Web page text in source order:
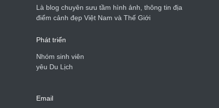
Là blog chuyên sưu tầm hình ảnh, thông tin địa
điểm cảnh đẹp Việt Nam và Thế Giới
Phát triển
Nhóm sinh viên
yêu Du Lịch
Email